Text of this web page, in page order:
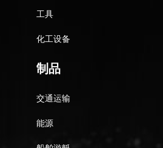
工具
化工设备
制品
交通运输
能源